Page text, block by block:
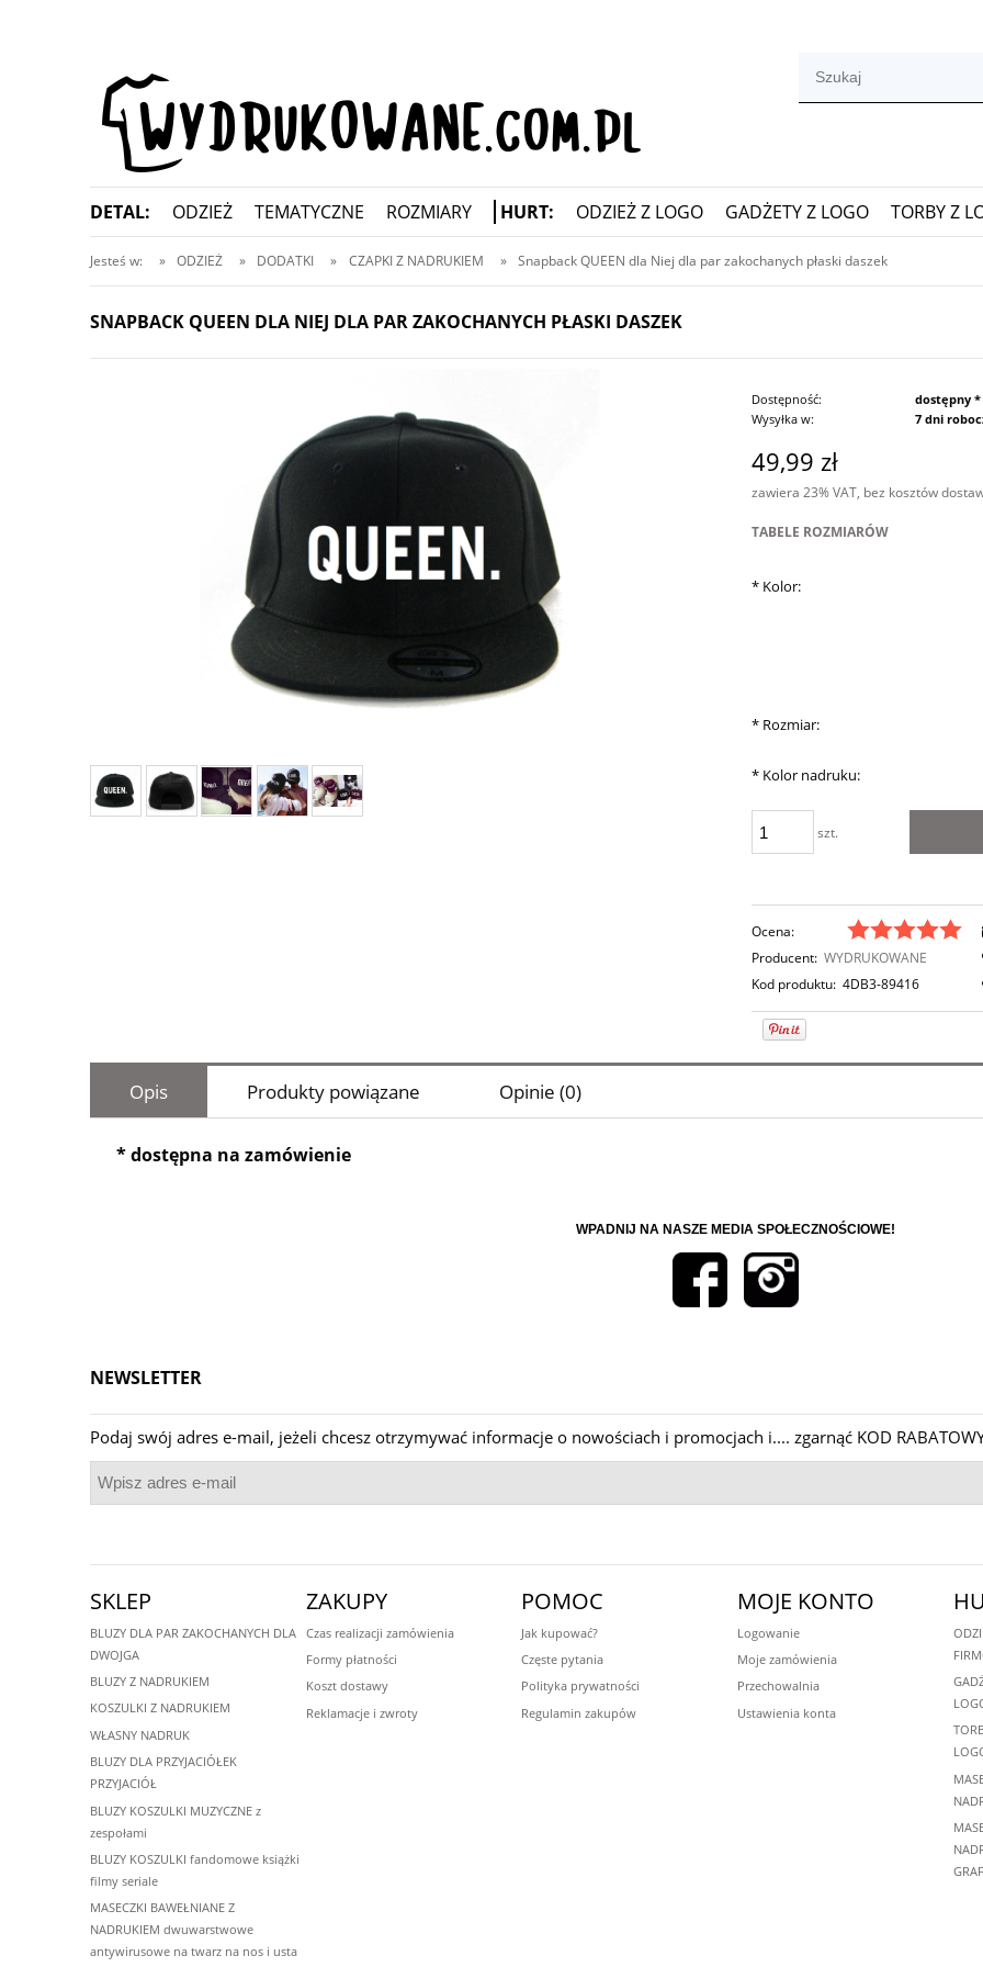
DETAL: ODZIEŻ TEMATYCZNE ROZMIARY HURT: ODZIEŻ Z LOGO GADŻETY Z LOGO TORBY Z
KONTAKT
Jesteś w: » ODZIEŻ » DODATKI » CZAPKI Z NADRUKIEM » Snapback QUEEN dla Niej dla par zakochanych płaski daszek
SNAPBACK QUEEN DLA NIEJ DLA PAR ZAKOCHANYCH PŁASKI DASZEK
Dostępność:
dostępny *
Wysyłka w:
7 dni
49,99 zł
zawiera 23% VAT, bez kosztów
TABELE ROZMIARÓW
*Kolor:
*Rozmiar:
*Kolor nadruku:
szt.
Ocena:
Producent: WYDRUKOWANE
Kod produktu: 4DB3-89416
Opis Produkty powiązane Opinie (0)
* dostępna na zamówienie
WPADNIJ NA NASZE MEDIA SPOŁECZNOŚCIOWE!
NEWSLETTER
Podaj swój adres e-mail, jeżeli chcesz otrzymywać informacje o nowościach i promocjach i.... zgarnąć KOD
SKLEP
BLUZY DLA PAR ZAKOCHANYCH DLA
DWOJGA
BLUZY Z NADRUKIEM
KOSZULKI Z NADRUKIEM
WŁASNY NADRUK
BLUZY DLA PRZYJACIÓŁEK
PRZYJACIÓŁ
BLUZY KOSZULKI MUZYCZNE z
zespołami
BLUZY KOSZULKI fandomowe książki
filmy seriale
MASECZKI BAWEŁNIANE Z
NADRUKIEM dwuwarstwowe
antywirusowe na twarz na nos i usta
ZAKUPY
Czas realizacji zamówienia
Formy płatności
Koszt dostawy
Reklamacje i zwroty
POMOC
Jak kupować?
Częste pytania
Polityka prywatności
Regulamin zakupów
MOJE KONTO
Logowanie
Moje zamówienia
Przechowalnia
Ustawienia konta